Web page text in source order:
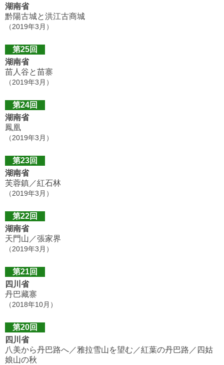
湖南省
黔陽古城と洪江古商城
（2019年3月）
第25回
湖南省
苗人谷と苗寨
（2019年3月）
第24回
湖南省
鳳凰
（2019年3月）
第23回
湖南省
芙蓉鎮／紅石林
（2019年3月）
第22回
湖南省
天門山／張家界
（2019年3月）
第21回
四川省
丹巴藏寨
（2018年10月）
第20回
四川省
八美から丹巴路へ／雅拉雪山を望む／紅葉の丹巴路／四姑
娘山の秋